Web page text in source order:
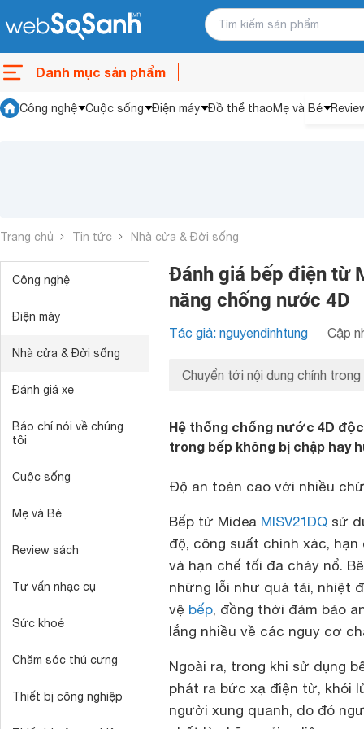
Danh mục sản phẩm
Công nghệ Cuộc sống Điện máy Đồ thể thaoMẹ và Bé
Trang chủ Tin tức Nhà cửa & Đời sống
Công nghệ
Điện máy
Nhà cửa & Đời sống
Đánh giá xe
Báo chí nói về chúng
tôi
Cuộc sống
Mẹ và Bé
Review sách
Tư vấn nhạc cụ
Sức khoẻ
Chăm sóc thú cưng
Thiết bị công nghiệp
Đánh giá bếp điện từ
năng chống nước 4D
Tác giả: nguyendinhtung Cập
Chuyển tới nội dung chính trong
Hệ thống chống nước 4D
trong bếp không bị chập hay
Độ an toàn cao với nhiều
Bếp từ Midea MISV21DQ sử
độ, công suất chính xác,
và hạn chế tối đa cháy nổ.
những lỗi như quá tải, nhiệt
vệ bếp, đồng thời đảm bảo
lắng nhiều về các nguy cơ
Ngoài ra, trong khi sử dụng
phát ra bức xạ điện từ, khói
người xung quanh, do đó